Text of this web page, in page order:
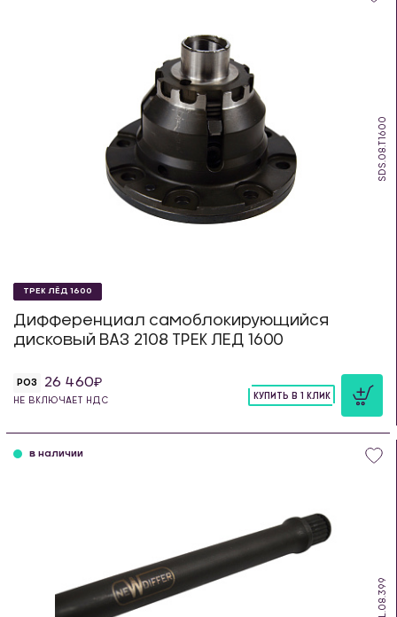
SDS.08.T1600
ТРЕК ЛЁД 1600
Дифференциал самоблокирующийся
дисковый ВАЗ 2108 ТРЕК ЛЕД 1600
РОЗ 26 460
НЕ ВКЛЮЧАЕТ НДС
КУПИТЬ В 1 КЛИК
в наличии